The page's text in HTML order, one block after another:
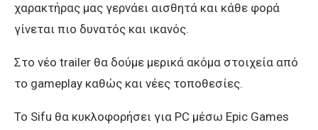
χαρακτήρας μας γερνάει αισθητά και κάθε φορά
γίνεται πιο δυνατός και ικανός.
Στο νέο trailer θα δούμε μερικά ακόμα στοιχεία από
το gameplay καθώς και νέες τοποθεσίες.
Το Sifu θα κυκλοφορήσει για PC μέσω Epic Games